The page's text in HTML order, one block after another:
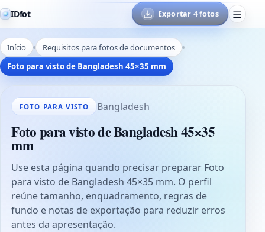
IDfot Exportar 4 fotos
Início
Requisitos para fotos de documentos
Foto para visto de Bangladesh 45×35 mm
FOTO PARA VISTO Bangladesh
Foto para visto de Bangladesh 45×35
mm
Use esta página quando precisar preparar Foto
para visto de Bangladesh 45×35 mm. O perfil
reúne tamanho, enquadramento, regras de
fundo e notas de exportação para reduzir erros
antes da apresentação.